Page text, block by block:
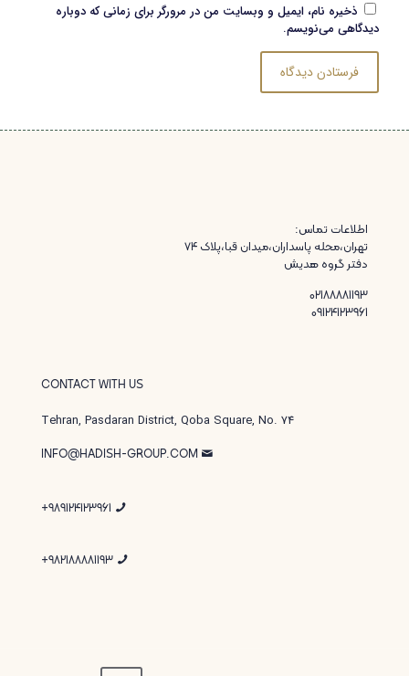
ذخیره نام، ایمیل و وبسایت من در مرورگر برای زمانی که دوباره
دیدگاهی می‌نویسم.
اطلاعات تماس:
تهران،محله پاسداران،میدان قبا،پلاک ۷۴
دفتر گروه هدیش
02188881193
09124123961
CONTACT WITH US
Tehran, Pasdaran District, Qoba Square, No. 74